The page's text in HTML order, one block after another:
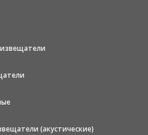
(акустические)